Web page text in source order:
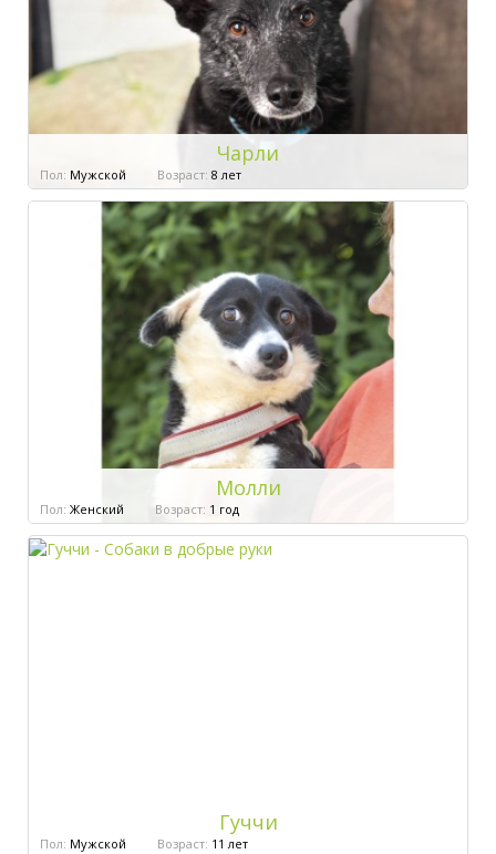
Чарли
Пол: Мужской Возраст: 8 лет
Молли
Пол: Женский Возраст: 1 год
Гуччи
Пол: Мужской Возраст: 11 лет